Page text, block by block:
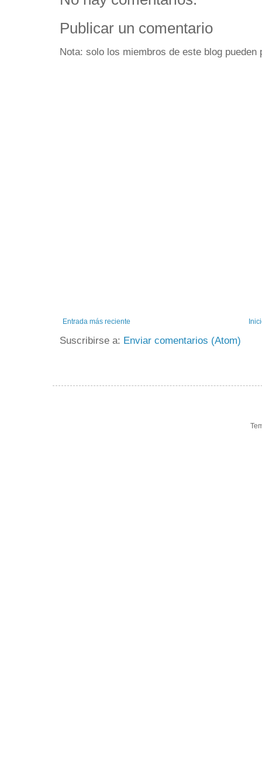
Publicar un comentario
Nota: solo los miembros de este blog pueden
Entrada más reciente
Suscribirse a: Enviar comentarios (Atom)